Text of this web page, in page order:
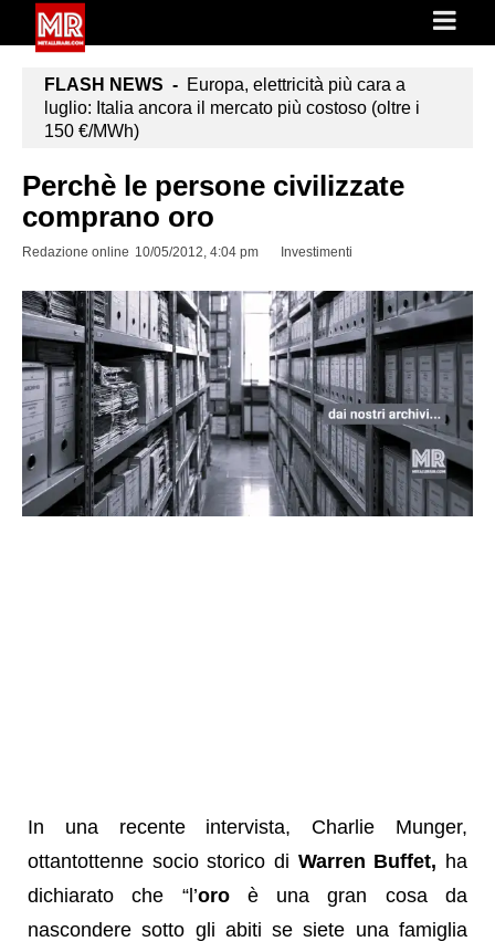
FLASH NEWS - Europa, elettricità più cara a
luglio: Italia ancora il mercato più costoso (oltre i
150 €/MWh)
Perchè le persone civilizzate
comprano oro
Redazione online 10/05/2012, 4:04 pm Investimenti
In una recente intervista, Charlie Munger,
ottantottenne socio storico di Warren Buffet, ha
dichiarato che “l’oroè una gran cosa da
nascondere sotto gli abiti se siete una famiglia